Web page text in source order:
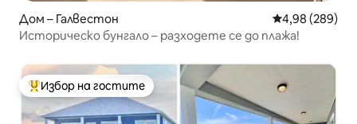
Дом – Галвестон Средна
4,98 (289)
Историческо бунгало – разходете се до плажа!
Най-популярен избор на гостите
Избор на гостите